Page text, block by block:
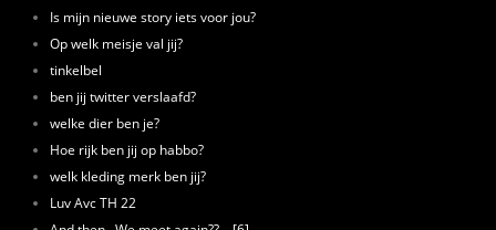
Is mijn nieuwe story iets voor jou?
Op welk meisje val jij?
tinkelbel
ben jij twitter verslaafd?
welke dier ben je?
Hoe rijk ben jij op habbo?
welk kleding merk ben jij?
Luv Avc TH 22